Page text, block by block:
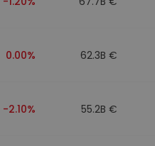
0.00% 62.3B €
-2.10% 55.2B €